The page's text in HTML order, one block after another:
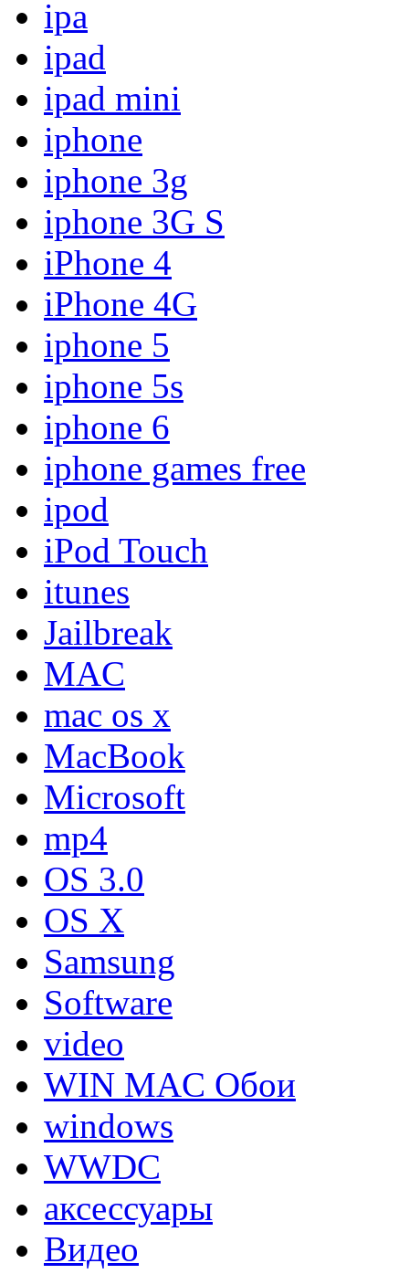
ipa
ipad
ipad mini
iphone
iphone 3g
iphone 3G S
iPhone 4
iPhone 4G
iphone 5
iphone 5s
iphone 6
iphone games free
ipod
iPod Touch
itunes
Jailbreak
MAC
mac os x
MacBook
Microsoft
mp4
OS 3.0
OS X
Samsung
Software
video
WIN MAC Обои
windows
WWDC
аксессуары
Видео